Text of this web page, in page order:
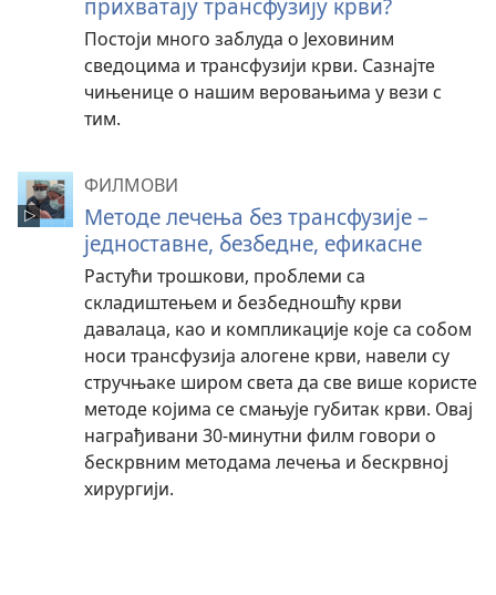
прихватају трансфузију крви?
Постоји много заблуда о Јеховиним
сведоцима и трансфузији крви. Сазнајте
чињенице о нашим веровањима у вези с
тим.
ФИЛМОВИ
Методе лечења без трансфузије –
једноставне, безбедне, ефикасне
Растући трошкови, проблеми са
складиштењем и безбедношћу крви
давалаца, као и компликације које са собом
носи трансфузија алогене крви, навели су
стручњаке широм света да све више користе
методе којима се смањује губитак крви. Овај
награђивани 30-минутни филм говори о
бескрвним методама лечења и бескрвној
хирургији.